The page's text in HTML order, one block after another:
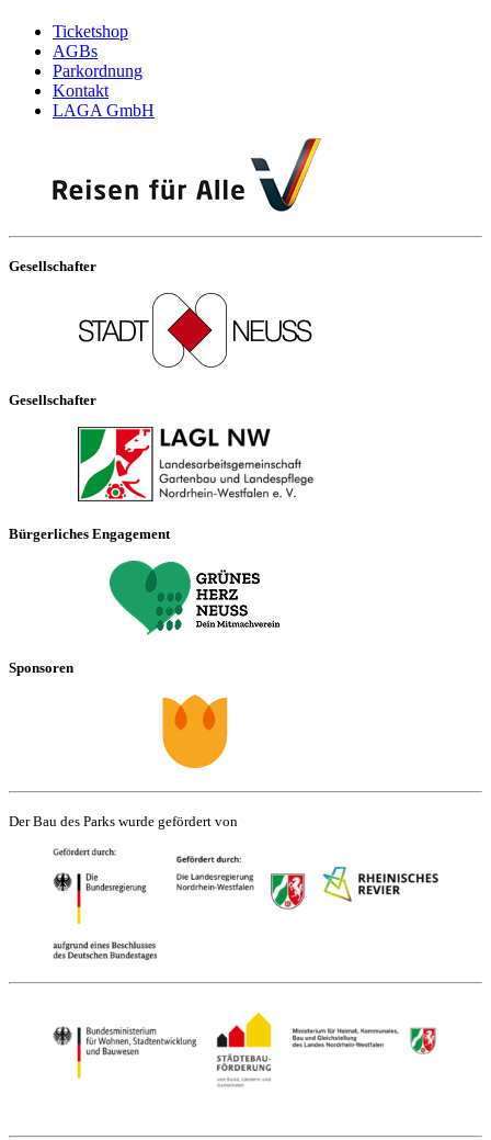
Ticketshop
AGBs
Parkordnung
Kontakt
LAGA GmbH
Gesellschafter
Gesellschafter
Bürgerliches Engagement
Sponsoren
Der Bau des Parks wurde gefördert von